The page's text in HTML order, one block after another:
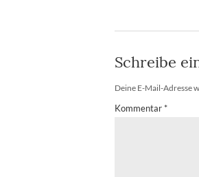
Schreibe
Deine E-Mail-Adresse
Kommentar *